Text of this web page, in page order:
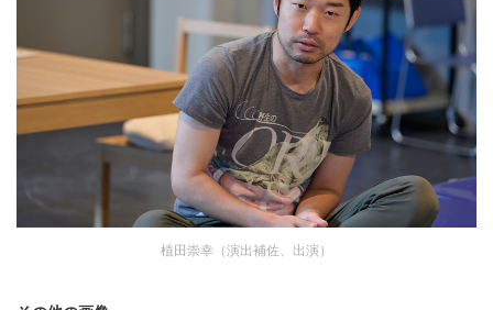
植田崇幸（演出補佐、出演）